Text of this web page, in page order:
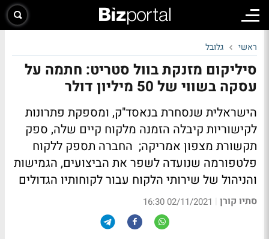
ראשי גלובל
סיליקום מזנקת בוול סטריט: חתמה על
עסקה בשווי של 50 מיליון דולר
הישראלית שנסחרת בנאסד"ק, ומספקת פתרונות
לקישוריות קיבלה הזמנה מלקוח קיים שלה, ספק
תקשורת מצפון אמריקה; החברה תספק ללקוח
פלטפורמה שנועדה לשפר את הביצועים, הגמישות
והניהול של שירותי הלקוח עבור לקוחותיו הגדולים
סתיו קורן |
02/11/2021 16:30